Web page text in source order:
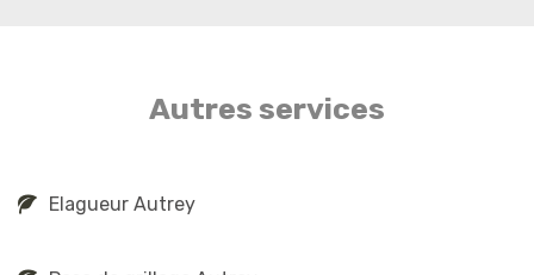
Autres services
Elagueur Autrey